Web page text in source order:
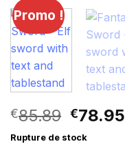
Promo !
€85.89 Le
prix
€78.95
Rupture de stock